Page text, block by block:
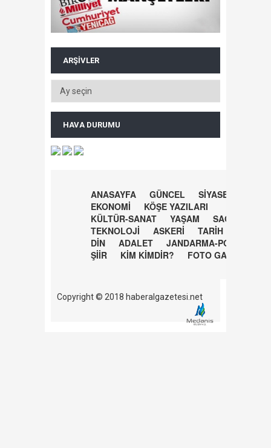
ARŞIVLER
HAVA DURUMU
ANASAYFA GÜNCEL
SİYASET
EKONOMİ
KÖŞE YAZILARI
KÜLTÜR-SANAT
YAŞAM
SAĞLIK
TEKNOLOJİ
ASKERİ
TARİH
DİN
ADALET
JANDARMA-POLİS
ŞİİR
KİM KİMDİR? FOTO GALERİ
Copyright © 2018 haberalgazetesi.net